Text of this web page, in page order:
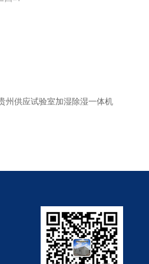
州供应试验室加湿除湿一体机